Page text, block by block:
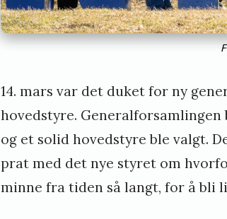
14. mars var det duket for ny
hovedstyre.
og et solid hovedstyre ble valgt.
prat med det nye styret om
minne fra tiden så langt, for å bli